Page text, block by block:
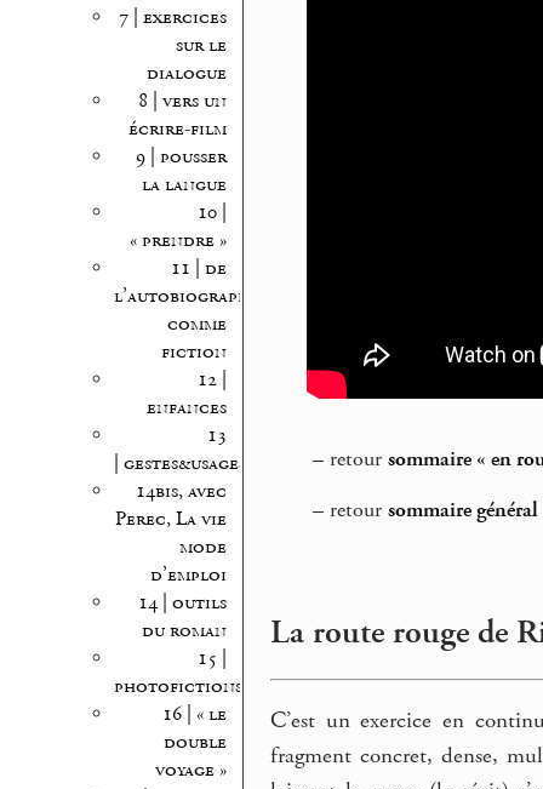
7 | exercices
sur le
dialogue
8 | vers un
écrire-film
9 | pousser
la langue
10 |
« prendre »
11 | de
l’autobiographie
comme
fiction
12 |
enfances
13
| gestes&usages
14bis, avec
Perec, La vie
mode
d’emploi
14 | outils
du roman
15 |
photofictions
16 | « le
double
voyage »
– retour sommaire « en
– retour sommaire
La route rouge de
C’est un exercice en
fragment concret, dense,